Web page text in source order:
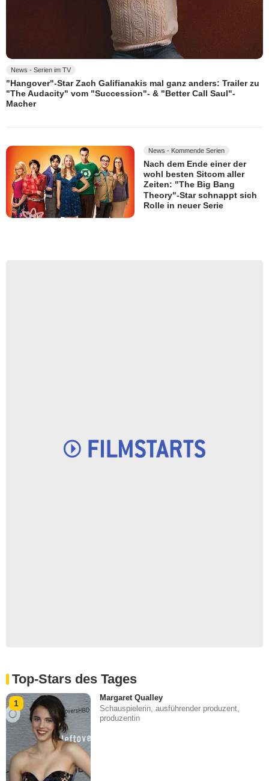
News - Serien im TV
"Hangover"-Star Zach Galifianakis mal ganz anders: Trailer zu
"The Audacity" vom "Succession"- & "Better Call Saul"-
Macher
News - Kommende Serien
Nach dem Ende einer der
wohl besten Sitcom aller
Zeiten: "The Big Bang
Theory"-Star schnappt sich
Rolle in neuer Serie
Top-Stars des Tages
1
Margaret Qualley
Schauspielerin, ausführender produzent,
produzentin